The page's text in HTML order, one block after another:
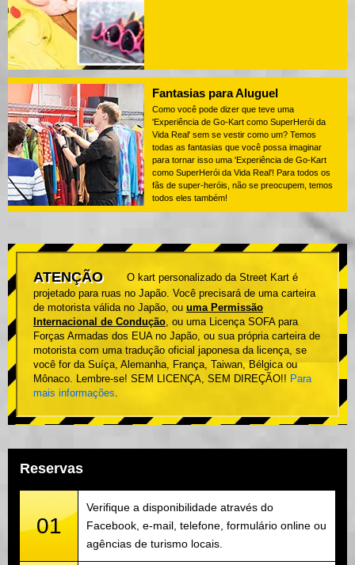
Fantasias para Aluguel
Como você pode dizer que teve uma
'Experiência de Go-Kart como SuperHerói da
Vida Real' sem se vestir como um? Temos
todas as fantasias que você possa imaginar
para tornar isso uma 'Experiência de Go-Kart
como SuperHerói da Vida Real'! Para todos os
fãs de super-heróis, não se preocupem, temos
todos eles também!
ATENÇÃO
O kart personalizado da Street Kart é
projetado para ruas no Japão. Você precisará de uma carteira
de motorista válida no Japão, ou uma Permissão
Internacional de Condução, ou uma Licença SOFA para
Forças Armadas dos EUA no Japão, ou sua própria carteira de
motorista com uma tradução oficial japonesa da licença, se
você for da Suíça, Alemanha, França, Taiwan, Bélgica ou
Mônaco. Lembre-se! SEM LICENÇA, SEM DIREÇÃO!! Para
mais informações.
Reservas
01
Verifique a disponibilidade através do
Facebook, e-mail, telefone, formulário online ou
agências de turismo locais.